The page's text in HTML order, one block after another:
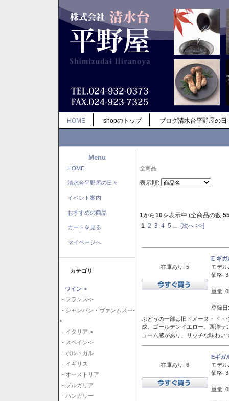
HOME shopのトップ ブログ清水台平野屋の日
Menu
HOME
清水台平野屋の日々
イベント案内
おすすめの商品
カートを見る
マイページへ
カテゴリ
ワイン->
- フランス->
- シャンパン・ヴァンムスー-
>
- イタリア->
- スペイン->
- ポルトガル
- イギリス
- オーストリア
- ブルガリア
- ハンガリー
全商品
表示順:
1から10を表示中 (全商品の数:
1 2 3 4 5 [次へ >>]
在庫あり: 5
E ギ
モデル:
価格:
重量:
登録
ぶどうの一部は旧ドメーヌ・ド・
成。ゴールデンイエロー。西洋
ューム感があり、リッチな味わい
在庫あり: 6
Eギガ
モデル:
価格:
重量: